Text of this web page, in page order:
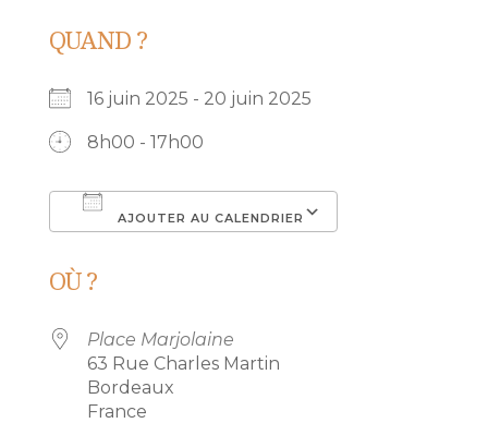
QUAND ?
16 juin 2025 - 20 juin 2025
8h00 - 17h00
AJOUTER AU CALENDRIER
OÙ ?
Place Marjolaine
63 Rue Charles Martin
Bordeaux
France